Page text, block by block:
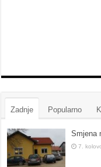
Zadnje Popularno
Smjena
7.